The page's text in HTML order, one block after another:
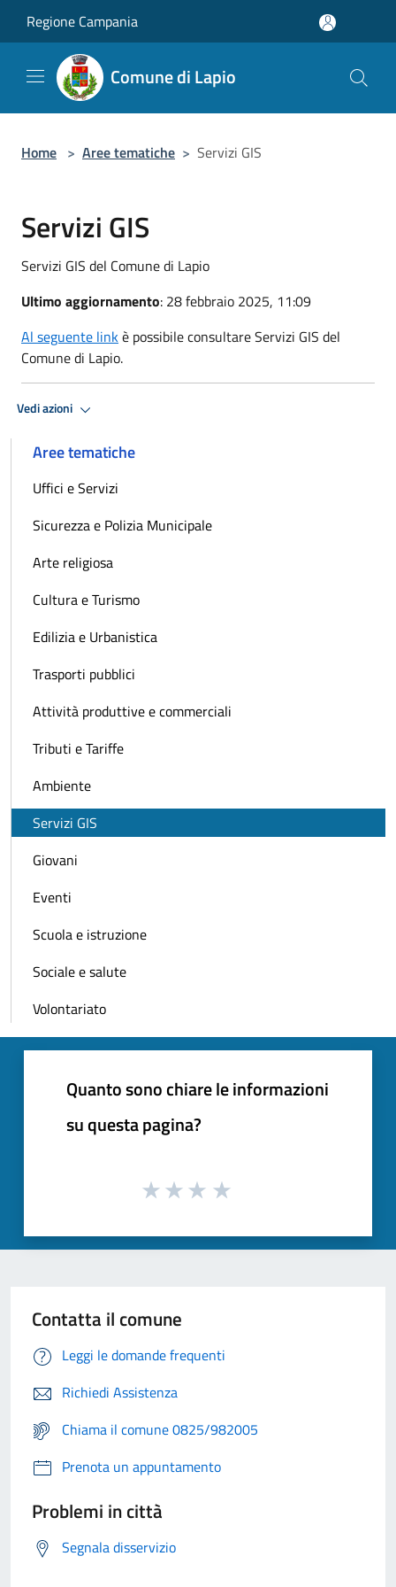
Regione Campania
Comune di Lapio
Home > Aree tematiche > Servizi GIS
Servizi GIS
Servizi GIS del Comune di Lapio
Ultimo aggiornamento: 28 febbraio 2025, 11:09
Al seguente linkè possibile consultare Servizi GIS del
Comune di Lapio.
Vedi azioni
Aree tematiche
Uffici e Servizi
Sicurezza e Polizia Municipale
Arte religiosa
Cultura e Turismo
Edilizia e Urbanistica
Trasporti pubblici
Attività produttive e commerciali
Tributi e Tariffe
Ambiente
Servizi GIS
Giovani
Eventi
Scuola e istruzione
Sociale e salute
Volontariato
Quanto sono chiare le informazioni
su questa pagina?
Contatta il comune
Leggi le domande frequenti
Richiedi Assistenza
Chiama il comune 0825/982005
Prenota un appuntamento
Problemi in città
Segnala disservizio